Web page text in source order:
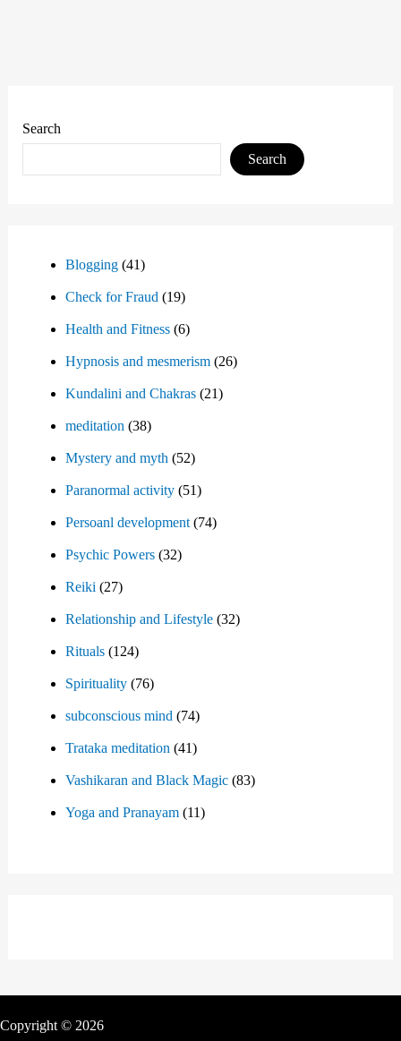
Search
Search
Blogging(41)
Check for Fraud (19)
Health and Fitness(6)
Hypnosis and mesmerism(26)
Kundalini and Chakras(21)
meditation (38)
Mystery and myth (52)
Paranormal activity(51)
Persoanl development(74)
Psychic Powers(32)
Reiki (27)
Relationship and Lifestyle(32)
Rituals(124)
Spirituality(76)
subconscious mind (74)
Trataka meditation (41)
Vashikaran and Black Magic(83)
Yoga and Pranayam(11)
Copyright © 2026